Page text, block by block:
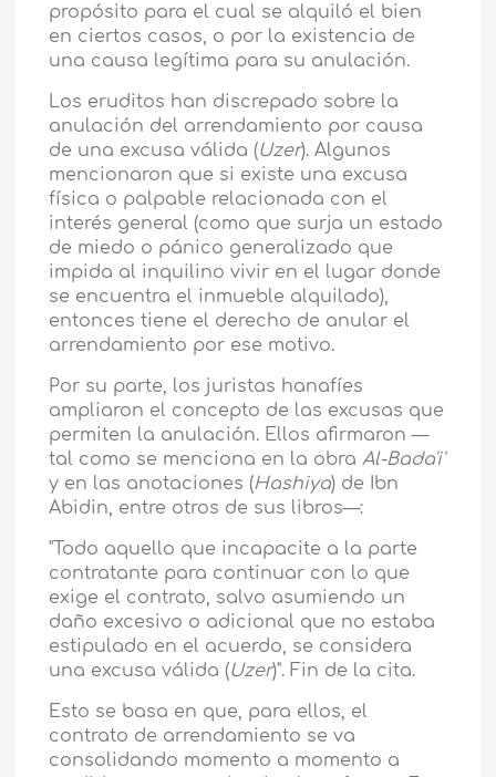
propósito para el cual se alquiló el bien
en ciertos casos, o por la existencia de
una causa legítima para su anulación.
Los eruditos han discrepado sobre la
anulación del arrendamiento por causa
de una excusa válida (Uzer). Algunos
mencionaron que si existe una excusa
física o palpable relacionada con el
interés general (como que surja un estado
de miedo o pánico generalizado que
impida al inquilino vivir en el lugar donde
se encuentra el inmueble alquilado),
entonces tiene el derecho de anular el
arrendamiento por ese motivo.
Por su parte, los juristas hanafíes
ampliaron el concepto de las excusas que
permiten la anulación. Ellos afirmaron —
tal como se menciona en la obraAl-Bada'i'
y en las anotaciones (Hashiya) de Ibn
Abidin, entre otros de sus libros—:
"Todo aquello que incapacite a la parte
contratante para continuar con lo que
exige el contrato, salvo asumiendo un
daño excesivo o adicional que no estaba
estipulado en el acuerdo, se considera
una excusa válida (Uzer)". Fin de la cita.
Esto se basa en que, para ellos, el
contrato de arrendamiento se va
consolidando momento a momento a